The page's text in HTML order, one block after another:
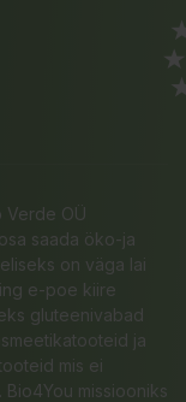
Verde OÜ
saada öko-ja
on väga lai
e-poe kiire
gluteenivabad
ja
mis ei
missiooniks